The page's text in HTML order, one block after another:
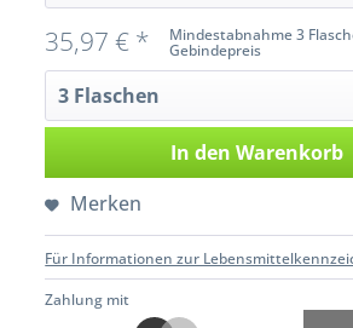
Mindestabnahme 3
Gebindepreis
35,97 € *
In den Warenkorb
Merken
Für Informationen zur
Zahlung mit